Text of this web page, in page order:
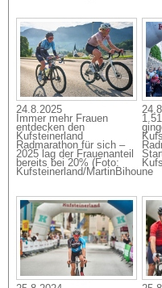
24.8.2025
Immer mehr Frauen
entdecken den
Kufsteinerland
Radmarathon für sich –
2025 lag der Frauenanteil
bereits bei 20% (Foto:
Kufsteinerland/MartinBihoune